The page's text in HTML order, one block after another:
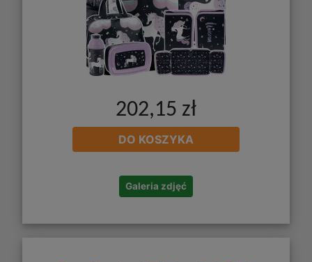
202,15 zł
DO KOSZYKA
Galeria zdjęć